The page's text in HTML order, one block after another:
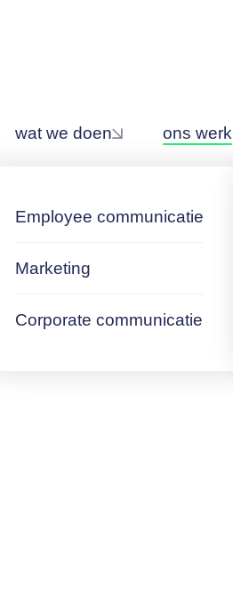
wat we doen
Employee communicatie
Marketing
Corporate communicatie
ons werk
eerste